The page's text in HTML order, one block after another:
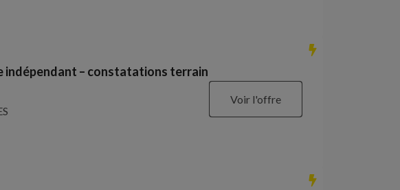
indépendant – constatations terrain
Voir l'offre